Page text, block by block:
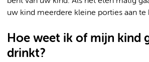
uw kind meerdere kleine porties aan te
Hoe weet ik of mijn kind
drinkt?